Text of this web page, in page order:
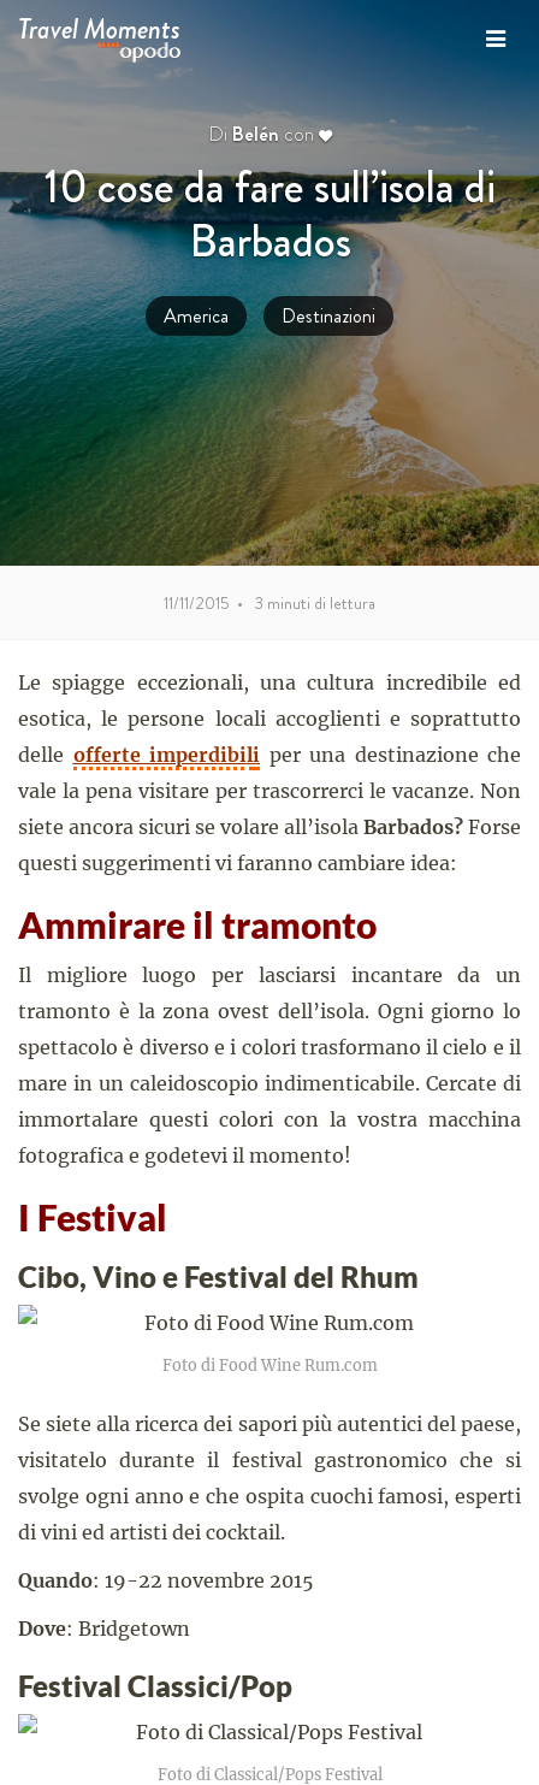
Travel Moments
Di Belén con
10 cose da fare sull’isola di
Barbados
America Destinazioni
11/11/2015 • 3 minuti di lettura
Le spiagge eccezionali, una cultura incredibile ed
esotica, le persone locali accoglienti e soprattutto
delle offerte imperdibili per una destinazione che
vale la pena visitare per trascorrerci le vacanze. Non
siete ancora sicuri se volare all’isola Barbados? Forse
questi suggerimenti vi faranno cambiare idea:
Ammirare il tramonto
Il migliore luogo per lasciarsi incantare da un
tramonto è la zona ovest dell’isola. Ogni giorno lo
spettacolo è diverso e i colori trasformano il cielo e il
mare in un caleidoscopio indimenticabile. Cercate di
immortalare questi colori con la vostra macchina
fotografica e godetevi il momento!
I Festival
Cibo, Vino e Festival del Rhum
Foto di Food Wine Rum.com
Se siete alla ricerca dei sapori più autentici del paese,
visitatelo durante il festival gastronomico che si
svolge ogni anno e che ospita cuochi famosi, esperti
di vini ed artisti dei cocktail.
Quando: 19-22 novembre 2015
Dove: Bridgetown
Festival Classici/Pop
Foto di Classical/Pops Festival